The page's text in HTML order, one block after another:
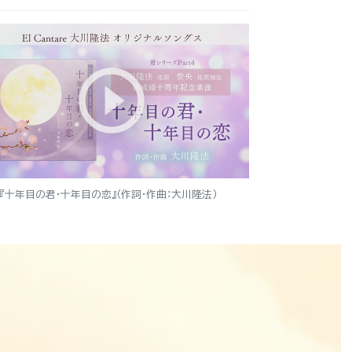
『十年目の君・十年目の恋』（作詞・作曲：大川隆法）